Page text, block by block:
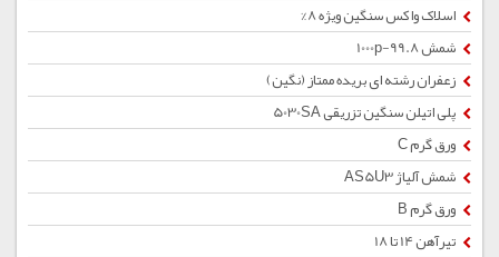
اسلاک واکس سنگین ویژه 8%
شمش 1000p-99.8
زعفران رشته ای بریده ممتاز (نگین)
پلی اتیلن سنگین تزریقی 5030SA
ورق گرم C
شمش آلیاژ AS5U3
ورق گرم B
تیرآهن 14 تا 18